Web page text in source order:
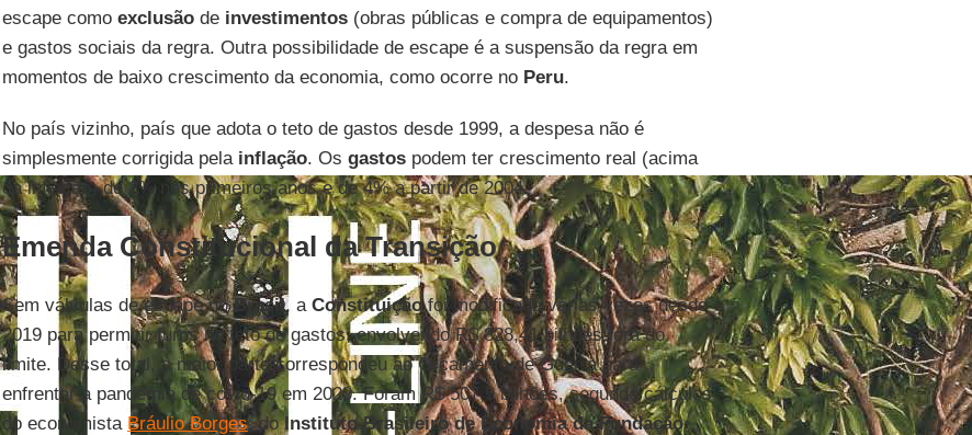
escape como exclusãodeinvestimentos(obras públicas e compra de equipamentos)
e gastos sociais da regra. Outra possibilidade de escape é a suspensão da regra em
momentos de baixo crescimento da economia, como ocorre no Peru.
No país vizinho, país que adota o teto de gastos desde 1999, a despesa não é
simplesmente corrigida pela inflação. Os gastospodem ter crescimento real (acima
da inflação) de 2% nos primeiros anos e de 4% a partir de 2004.
Emenda Constitucional da Transição
Sem válvulas de escape noBrasil, a Constituiçãofoi modificada várias vezes desde
2019 para permitir furos no teto de gastos, envolvendo R$ 828,41 bilhões fora do
limite. Desse total, a maior parte correspondeu ao Orçamento de Guerra para
enfrentar a pandemia de covid-19 em 2020. Foram R$ 507,9 bilhões, segundo cálculos
do economista Bráulio Borges, doInstituto Brasileiro de Economia da Fundação